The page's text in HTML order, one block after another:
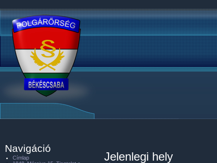
Jelenlegi hely
Navigáció
Címlap